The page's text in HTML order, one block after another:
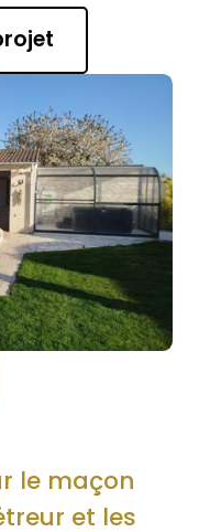
le maçon
et les